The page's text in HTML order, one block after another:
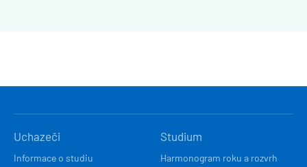
NAVIGACE
Uchazeči
Informace o studiu
Studium
Harmonogram roku a rozvrh